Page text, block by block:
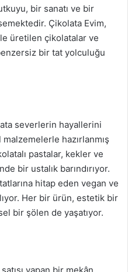
bir sanatı ve bir
Çikolata Evim,
üretilen çikolatalar ve
bir tat yolculuğu
severlerin hayallerini
hazırlanmış
pastalar, kekler ve
bir ustalık barındırıyor.
hitap eden vegan ve
Her bir ürün, estetik bir
bir şölen de yaşatıyor.